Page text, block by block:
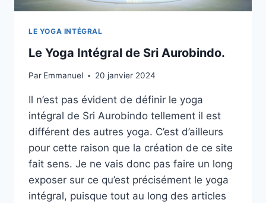
LE YOGA INTÉGRAL
Le Yoga Intégral de Sri Aurobindo.
Par Emmanuel 20 janvier 2024
Il n’est pas évident de définir le yoga
intégral de Sri Aurobindo tellement il est
différent des autres yoga. C’est d’ailleurs
pour cette raison que la création de ce site
fait sens. Je ne vais donc pas faire un long
exposer sur ce qu’est précisément le yoga
intégral, puisque tout au long des articles